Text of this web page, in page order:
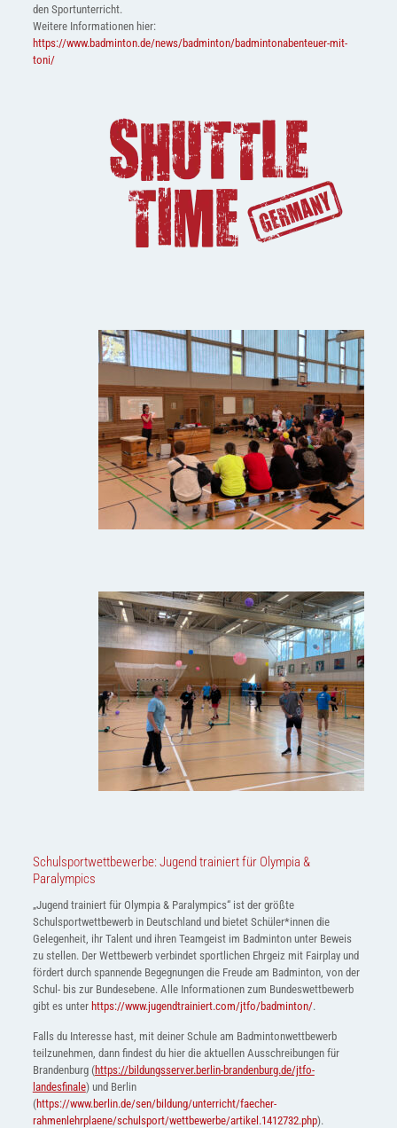
den Sportunterricht.
Weitere Informationen hier:
https://www.badminton.de/news/badminton/badmintonabenteuer-mit-
toni/
Schulsportwettbewerbe: Jugend trainiert für Olympia &
Paralympics
„Jugend trainiert für Olympia & Paralympics“ ist der größte
Schulsportwettbewerb in Deutschland und bietet Schüler*innen die
Gelegenheit, ihr Talent und ihren Teamgeist im Badminton unter Beweis
zu stellen. Der Wettbewerb verbindet sportlichen Ehrgeiz mit Fairplay und
fördert durch spannende Begegnungen die Freude am Badminton, von der
Schul- bis zur Bundesebene. Alle Informationen zum Bundeswettbewerb
gibt es unter https://www.jugendtrainiert.com/jtfo/badminton/.
Falls du Interesse hast, mit deiner Schule am Badmintonwettbewerb
teilzunehmen, dann findest du hier die aktuellen Ausschreibungen für
Brandenburg (https://bildungsserver.berlin-brandenburg.de/jtfo-
landesfinale) und Berlin
(https://www.berlin.de/sen/bildung/unterricht/faecher-
rahmenlehrplaene/schulsport/wettbewerbe/artikel.1412732.php).